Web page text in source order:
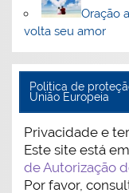
Oração
volta seu amor
Politica de
União Europeia
Privacidade e
Este site está
de Autorização
Por favor,